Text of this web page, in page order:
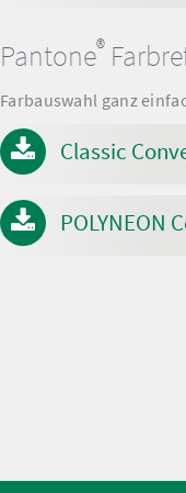
Pantone®
Farbauswahl ganz
Classic
POLYNEON